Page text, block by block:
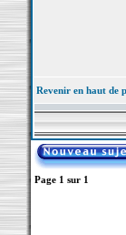
Revenir en haut de
Page 1 sur 1